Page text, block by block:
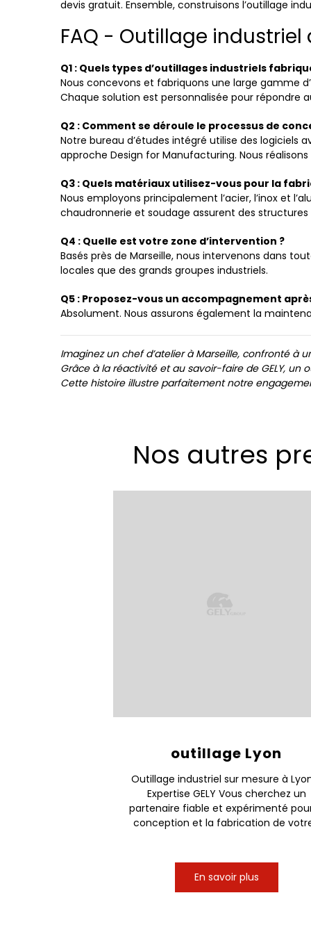
devis gratuit. Ensemble, construisons l’outillage
FAQ - Outillage industriel
Q1 : Quels types d’outillages industriels
Nous concevons et fabriquons une large gamme
Chaque solution est personnalisée pour répondre
Q2 : Comment se déroule le processus de
Notre bureau d’études intégré utilise des
approche Design for Manufacturing. Nous
Q3 : Quels matériaux utilisez-vous pour la
Nous employons principalement l’acier, l’inox et
chaudronnerie et soudage assurent des structures
Q4 : Quelle est votre zone d’intervention ?
Basés près de Marseille, nous intervenons dans
locales que des grands groupes industriels.
Q5 : Proposez-vous un accompagnement
Absolument. Nous assurons également la
Imaginez un chef d’atelier à Marseille, confronté
Grâce à la réactivité et au savoir-faire de GELY,
Cette histoire illustre parfaitement notre
Nos autres
outillage Lyon
Outillage industriel sur mesure à
Expertise GELY Vous cherchez un
partenaire fiable et expérimenté
conception et la fabrication de
En savoir plus